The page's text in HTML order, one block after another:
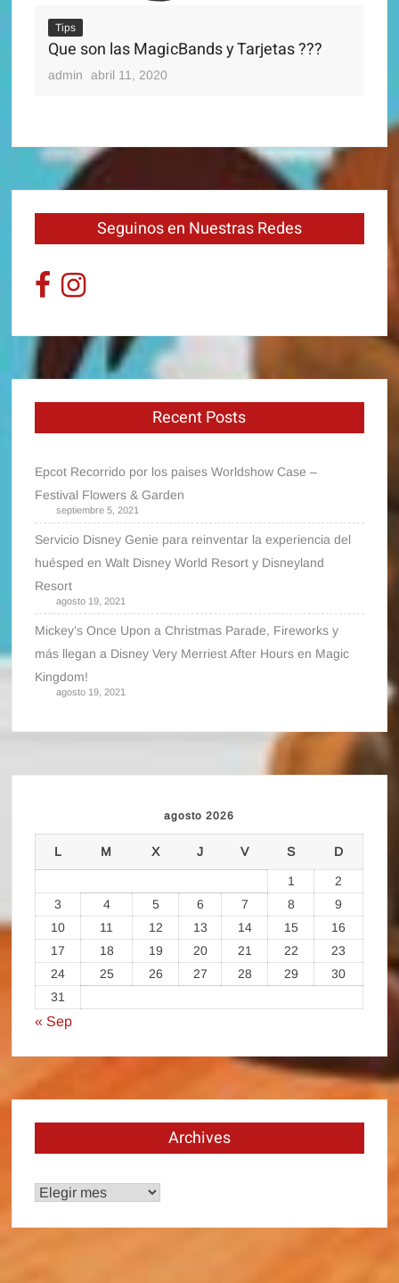
Tips
Que son las MagicBands y Tarjetas ???
admin abril 11, 2020
Seguinos en Nuestras Redes
Recent Posts
Epcot Recorrido por los paises Worldshow Case –
Festival Flowers & Garden
septiembre 5, 2021
Servicio Disney Genie para reinventar la experiencia del
huésped en Walt Disney World Resort y Disneyland
Resort
agosto 19, 2021
Mickey’s Once Upon a Christmas Parade, Fireworks y
más llegan a Disney Very Merriest After Hours en Magic
Kingdom!
agosto 19, 2021
agosto 2026
L M X J V S D
1
2
3
4 5 6 7 8
9
10
11 12 13 14 15
16
17
18 19 20 21 22
23
24
25 26 27 28 29
30
31
« Sep
Archives
Archives